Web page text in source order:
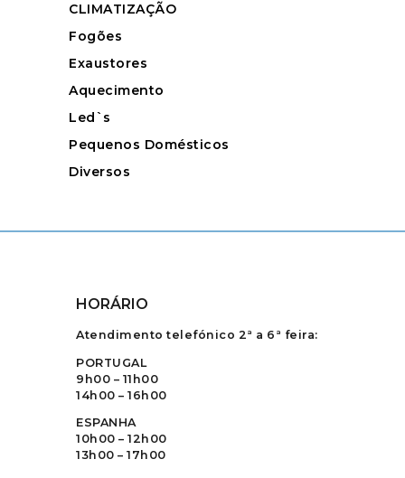
CLIMATIZAÇÃO
Fogões
Exaustores
Aquecimento
Led`s
Pequenos Domésticos
Diversos
HORÁRIO
Atendimento telefónico 2ª a 6ª feira:
PORTUGAL
9h00 – 11h00
14h00 – 16h00
ESPANHA
10h00 – 12h00
13h00 – 17h00